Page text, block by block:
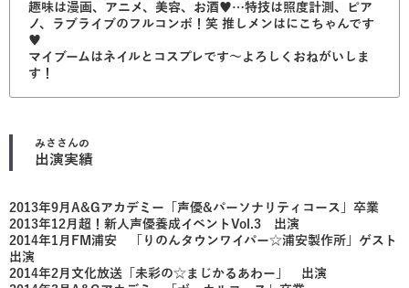
趣味は漫画、アニメ、美容、お酒♥︎…特技は照度計測、ピア
ノ、ラブライブのフルコンボ！笑 推しメンはにこちゃんです
♥︎
マイブームはネイルとコスプレです〜よろしくおねがいしま
す！
みさ さんの
出演実績
2013年9月A&Gアカデミー「声優&パーソナリティコース」卒業
2013年12月超！新人声優養成イベントVol.3 出演
2014年1月FM浦安 「りのんタウンワイパー☆浦安製作所」ゲスト
出演
2014年2月文化放送「未彩の☆まじかるあわー」 出演